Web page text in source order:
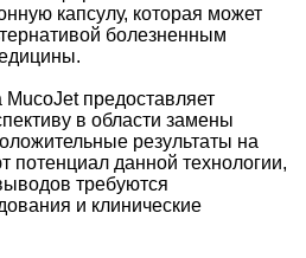
капсулу, которая может
болезненным
MucoJet предоставляет
в области замены
результаты на
потенциал данной технологии,
требуются
и клинические